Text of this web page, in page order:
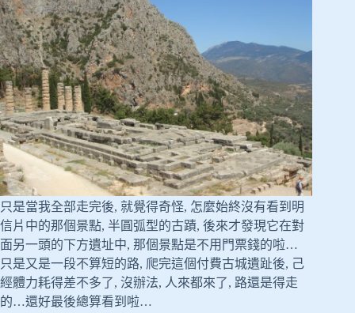
只是當我全部走完後, 就覺得奇怪, 怎麼始終沒有看到明
信片中的那個景點, 半圓弧型的古蹟, 後來才發現它在對
面另一頭的下方遺址中, 那個景點是不用門票錢的啦…
只是又是一段不算短的路, 爬完這個付費古城遺趾後, 己
經體力耗得差不多了, 沒辦法, 人來都來了, 路還是得走
的…還好最後總算看到啦…